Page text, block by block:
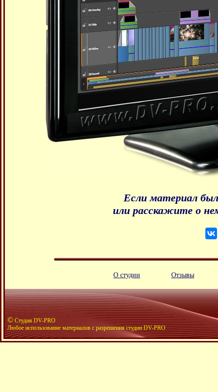
Если материал
или расскажите о
О студии Отзывы
©Студия DV-PRO
Любое использование материалов с разрешения студии DV-PRO